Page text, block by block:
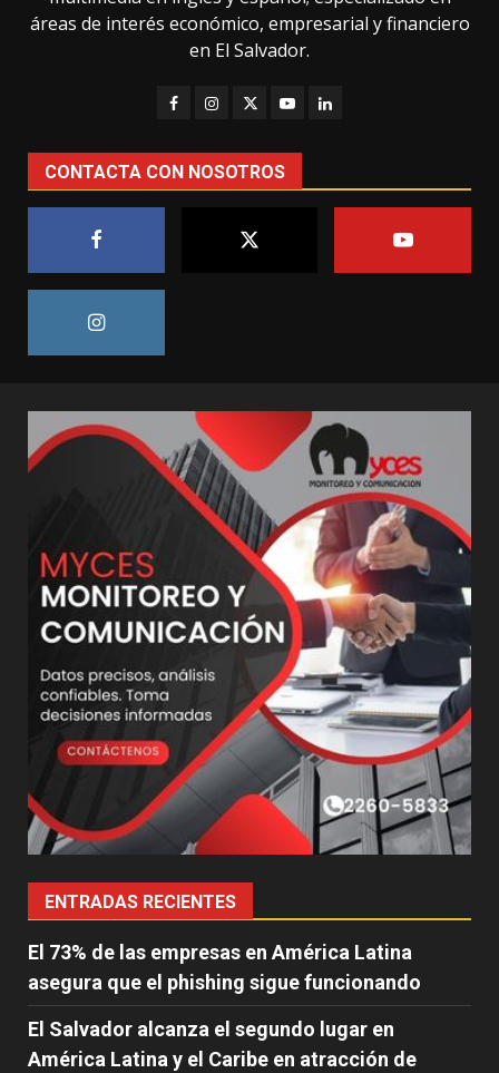
áreas de interés económico, empresarial y financiero
en El Salvador.
CONTACTA CON NOSOTROS
ENTRADAS RECIENTES
El 73% de las empresas en América Latina
asegura que el phishing sigue funcionando
El Salvador alcanza el segundo lugar en
América Latina y el Caribe en atracción de